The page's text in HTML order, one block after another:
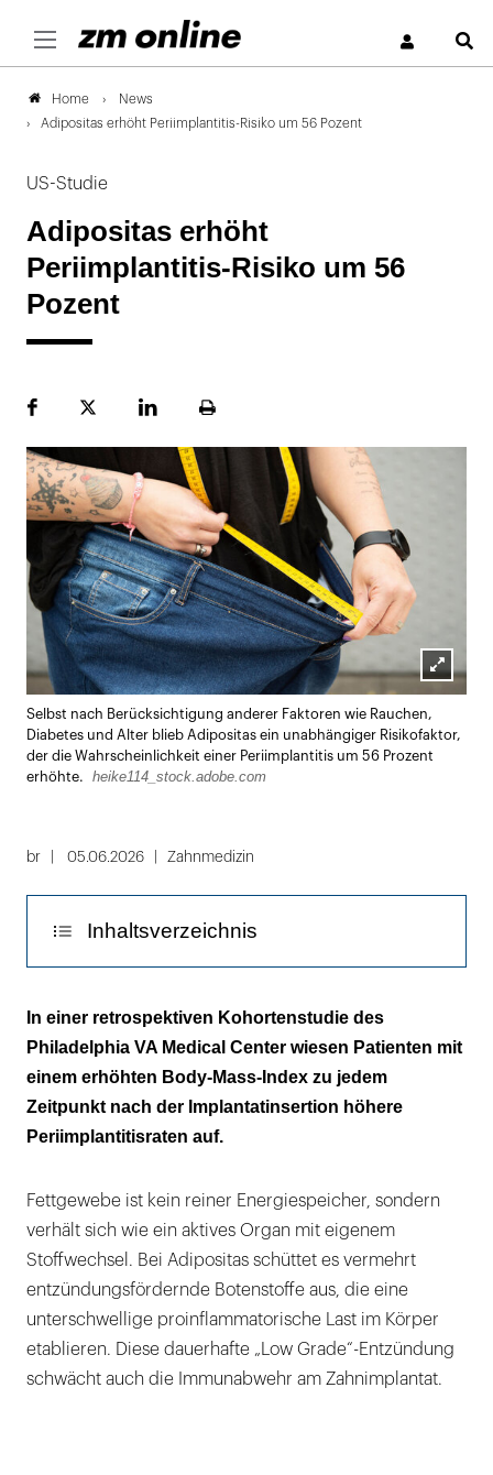
Home
News
Adipositas erhöht Periimplantitis-Risiko um 56 Pozent
US-Studie
Adipositas erhöht
Periimplantitis-Risiko um 56
Pozent
FacebookPlattformLinekdInSeite
Lightbox
öffnen
Selbst nach Berücksichtigung anderer Faktoren wie Rauchen,
Diabetes und Alter blieb Adipositas ein unabhängiger Risikofaktor,
der die Wahrscheinlichkeit einer Periimplantitis um 56 Prozent
erhöhte.
heike114_stock.adobe.com
br 05.06.2026 Zahnmedizin
Inhaltsverzeichnis
Ab einem BMI von 30 oder höher steigt das
Risiko erheblich
Adipositas sollte in die Abwägungen
einbezogen werden
In einer retrospektiven Kohortenstudie des
Philadelphia VA Medical Center wiesen Patienten mit
einem erhöhten Body-Mass-Index zu jedem
Zeitpunkt nach der Implantatinsertion höhere
Periimplantitisraten auf.
Fettgewebe ist kein reiner Energiespeicher, sondern
verhält sich wie ein aktives Organ mit eigenem
Stoffwechsel. Bei Adipositas schüttet es vermehrt
entzündungsfördernde Botenstoffe aus, die eine
unterschwellige proinflammatorische Last im Körper
etablieren. Diese dauerhafte „Low Grade“-Entzündung
schwächt auch die Immunabwehr am Zahnimplantat.